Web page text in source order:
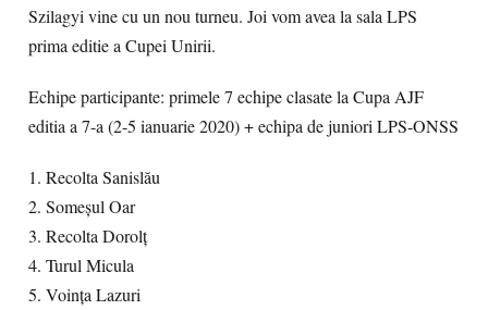
Szilagyi vine cu un nou turneu. Joi vom avea la sala LPS
prima editie a Cupei Unirii.
Echipe participante: primele 7 echipe clasate la Cupa AJF
editia a 7-a (2-5 ianuarie 2020) + echipa de juniori LPS-ONSS
1. Recolta Sanislău
2. Someşul Oar
3. Recolta Dorolţ
4. Turul Micula
5. Voinţa Lazuri